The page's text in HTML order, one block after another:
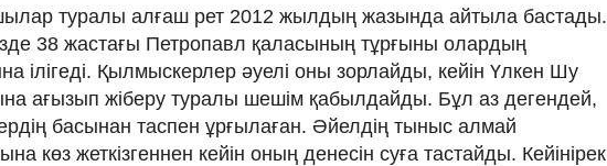
туралы алғаш рет 2012 жылдың жазында айтыла бастады.
38 жастағы Петропавл қаласының тұрғыны олардың
ілігеді. Қылмыскерлер әуелі оны зорлайды, кейін Үлкен Шу
ағызып жіберу туралы шешім қабылдайды. Бұл аз дегендей,
басынан таспен ұрғылаған. Әйелдің тыныс алмай
көз жеткізгеннен кейін оның денесін суға тастайды. Кейінірек